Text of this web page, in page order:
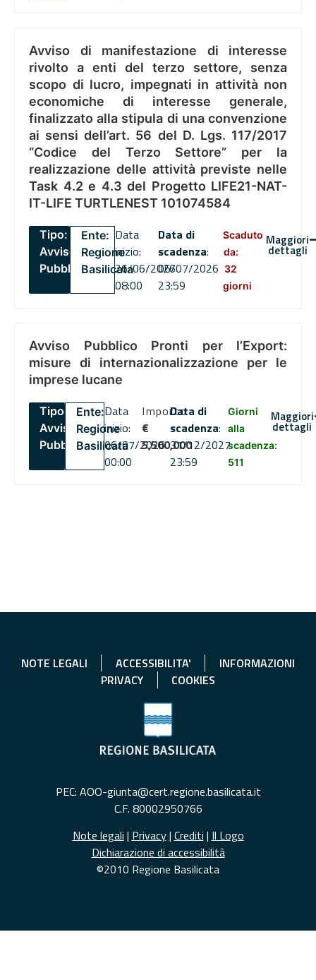
Avviso di manifestazione di interesse
rivolto a enti del terzo settore, senza
scopo di lucro, impegnati in attività non
economiche di interesse generale,
finalizzato alla stipula di una convenzione
ai sensi dell’art. 56 del D. Lgs. 117/2017
“Codice del Terzo Settore” per la
realizzazione delle attività previste nelle
Task 4.2 e 4.3 del Progetto LIFE21-NAT-
IT-LIFE TURTLENEST 101074584
Tipo:
Avviso
Pubblico
Ente:
Regione
Basilicata
Data
inizio:
26/06/2026
08:00
Data di
scadenza:
06/07/2026
23:59
Scaduto
da:
32
giorni
Maggiori
dettagli
Avviso Pubblico Pronti per l’Export:
misure di internazionalizzazione per le
imprese lucane
Tipo:
Avviso
Pubblico
Ente:
Regione
Basilicata
Data
inizio:
06/07/2026
00:00
Importo
€
5,500,000
Data di
scadenza:
31/12/2027
23:59
Giorni
alla
scadenza:
511
Maggiori
dettagli
NOTE LEGALI ACCESSIBILITA'
INFORMAZIONI
PRIVACY
COOKIES
PEC: AOO-giunta@cert.regione.basilicata.it
C.F. 80002950766
Note legali | Privacy| Crediti | Il Logo
Dichiarazione di accessibilità
©2010 Regione Basilicata